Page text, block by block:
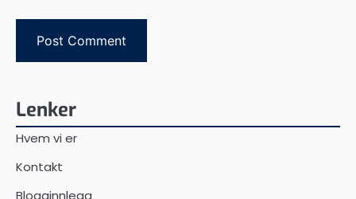
Lenker
Hvem vi er
Kontakt
Blogginnlegg